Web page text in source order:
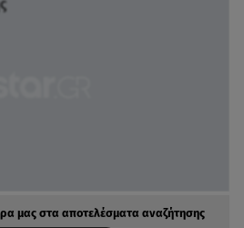
μας στα αποτελέσματα αναζήτησης